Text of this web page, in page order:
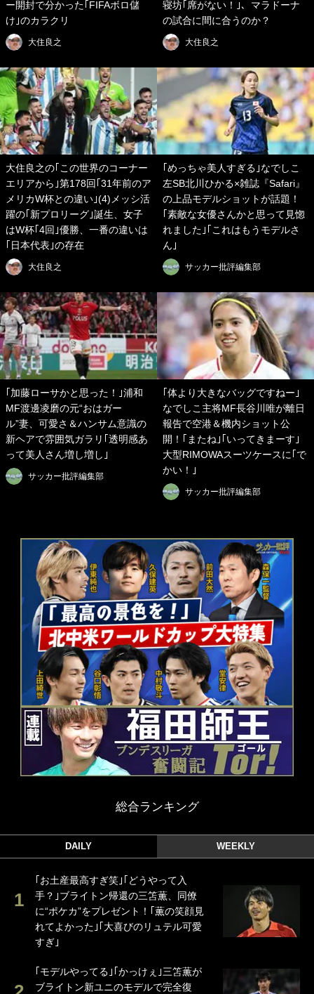
ー開封で分かった｢FIFAボロ儲
け｣のカラクリ
大住良之
寝坊｢席がない！｣、マラドーナ
の試合に間に合うのか？
大住良之
大住良之の｢この世界のコーナー
エリアから｣第178回｢31年前のア
メリカW杯との違い｣(4)メッシ活
躍の｢新プロリーグ｣誕生、女子
はW杯｢4回｣優勝、一番の違いは
｢日本代表｣の存在
大住良之
｢めっちゃ美人すぎる｣なでしこ
左SB北川ひかる×雑誌『Safari』
の上品モデルショットが話題！
｢素敵な女優さんかと思って見惚
れました｣｢これはもうモデルさ
ん｣
サッカー批評編集部
｢加藤ローサかと思った！｣浦和
MF渡邊凌磨の元“おはガー
ル”妻、可愛さ＆ハンサム意識の
新ヘアで雰囲気ガラリ｢透明感あ
って美人さん増し増し｣
サッカー批評編集部
｢体より大きなバッグですねー｣
なでしこ主将MF長谷川唯が離日
報告で空港＆機内ショット公
開！｢またね｣｢いってきまーす｣
大型RIMOWAスーツケースに｢で
かい！｣
サッカー批評編集部
総合ランキング
DAILY WEEKLY
｢お土産最高すぎ笑｣｢どうやって入
手？｣ブライトン帰還の三笘薫、同僚
に“ポケカ”をプレゼント！｢薫の笑顔見
れてよかった｣｢大喜びのリュテル可愛
すぎ｣
｢モデルやってる｣｢かっけぇ｣三笘薫が
ブライトン新ユニのモデルで完全復